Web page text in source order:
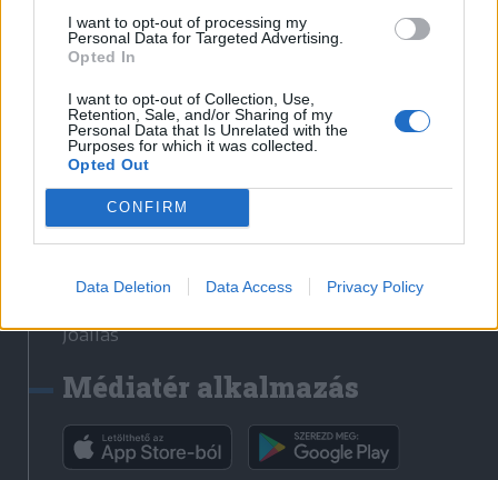
I want to opt-out of processing my
Personal Data for Targeted Advertising.
Opted In
I want to opt-out of Collection, Use,
Retention, Sale, and/or Sharing of my
Personal Data that Is Unrelated with the
Purposes for which it was collected.
Opted Out
CONFIRM
Data Deletion Data Access Privacy Policy
Médiatér
Székely Sport
Liget
Bihari Napló
Erdélyi Napló
Főtér
Jóállás
Médiatér alkalmazás